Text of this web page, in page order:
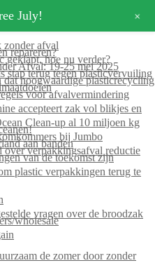
zonder afval
repareren?
geklapt, hoe nu verder?
Afval: 19-25 mei 2025
stap terug tegen plasticvervuiling
hoogwaardige plasticrecycling
voor afvalvermindering
accepteert zak vol blikjes en
Clean-up al 10 miljoen kg
bij Jumbo
aan banden
over verpakkingsafval reductie
van de toekomst zijn
plastic verpakkingen terug te
vragen over de broodzak
wholesale
de zomer door zonder
July! +